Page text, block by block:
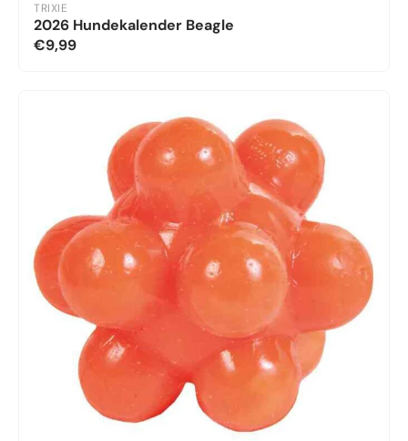
TRIXIE
2026 Hundekalender Beagle
€9,99